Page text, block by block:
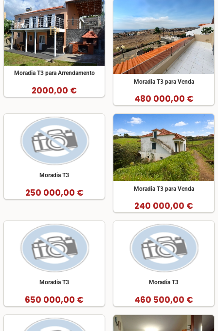
Moradia T3 para Arrendamento
2000,00 €
Moradia T3 para Venda
480 000,00 €
Moradia T3
250 000,00 € Moradia T3 para Venda
240 000,00 €
Moradia T3
650 000,00 €
Moradia T3
460 500,00 €